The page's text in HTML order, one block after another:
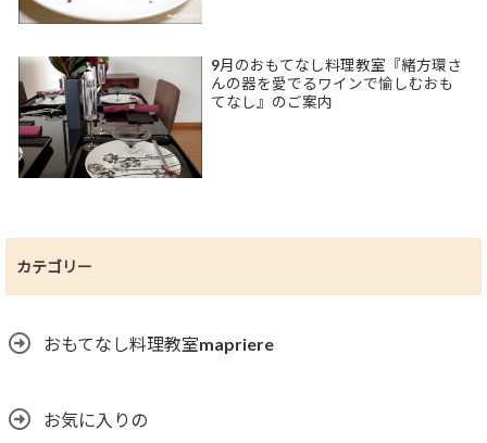
9月のおもてなし料理教室『緒方環さ
んの器を愛でるワインで愉しむおも
てなし』のご案内
カテゴリー
おもてなし料理教室mapriere
お気に入りの